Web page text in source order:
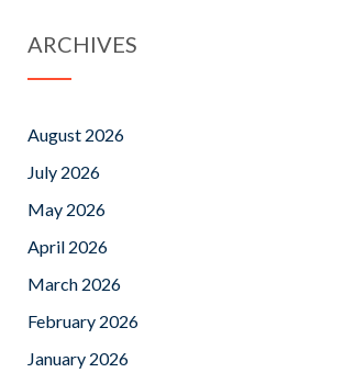
ARCHIVES
August 2026
July 2026
May 2026
April 2026
March 2026
February 2026
January 2026